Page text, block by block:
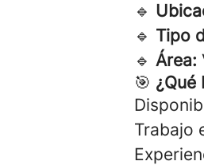
🔹
🔹 Tipo
🔹 Área:
🎯 ¿Qué
Trabajo